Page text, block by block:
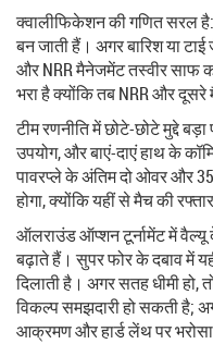
क्वालीफिकेशन की गणित सरल
बन जाती हैं। अगर बारिश या
और NRR मैनेजमेंट तस्वीर साफ
भरा है क्योंकि तब NRR और दूसरे
टीम रणनीति में छोटे-छोटे मुद्दे
उपयोग, और बाएं-दाएं हाथ के
पावरप्ले के अंतिम दो ओवर और
होगा, क्योंकि यहीं से मैच की
ऑलराउंड ऑप्शन टूर्नामेंट में वैल्यू
बढ़ाते हैं। सुपर फोर के दबाव में
दिलाती है। अगर सतह धीमी हो,
विकल्प समझदारी हो सकती है;
आक्रमण और हार्ड लेंथ पर भरोसा